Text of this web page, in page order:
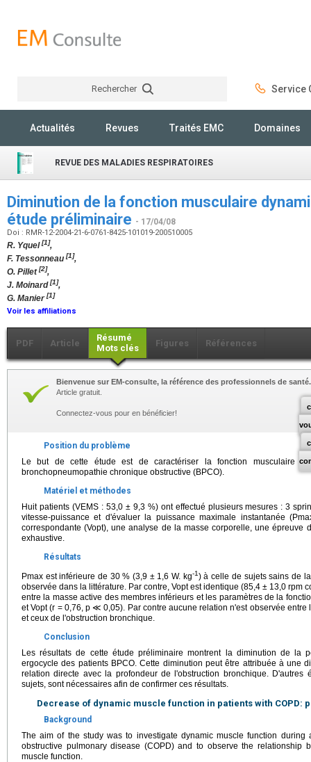
Rechercher Service
Actualités Revues Traités EMC Domaines
REVUE DES MALADIES RESPIRATOIRES
Diminution de la fonction musculaire
étude préliminaire - 17/04/08
Doi : RMR-12-2004-21-6-0761-8425-101019-200510005
R. Yquel[1],
F. Tessonneau [1],
O. Pillet[2],
J. Moinard[1],
G. Manier[1]
Voir les affiliations
PDF Article
Résumé
Mots clés
Figures Références
Bienvenue sur EM-consulte, la référence des professionnels de santé.
Article gratuit.
Connectez-vous pour en bénéficier!
Position du problème
Le but de cette étude est de caractériser la fonction musculaire
bronchopneumopathie chronique obstructive (BPCO).
Matériel et méthodes
Huit patients (VEMS : 53,0 ± 9,3 %) ont effectué plusieurs mesures : 3
vitesse-puissance et d'évaluer la puissance maximale instantanée
correspondante (Vopt), une analyse de la masse corporelle, une épreuve
exhaustive.
Résultats
Pmax est inférieure de 30 % (3,9 ± 1,6 W. kg-1) à celle de sujets sains de
observée dans la littérature. Par contre, Vopt est identique (85,4 ± 13,0 rpm
entre la masse active des membres inférieurs et les paramètres de la
et Vopt (r = 0,76, p ≪ 0,05). Par contre aucune relation n'est observée
et ceux de l'obstruction bronchique.
Conclusion
Les résultats de cette étude préliminaire montrent la diminution de la
ergocycle des patients BPCO. Cette diminution peut être attribuée à une
relation directe avec la profondeur de l'obstruction bronchique.
sujets, sont nécessaires afin de confirmer ces résultats.
Decrease of dynamic muscle function in patients with COPD:
Background
The aim of the study was to investigate dynamic muscle function during
obstructive pulmonary disease (COPD) and to observe the relationship
muscle function.